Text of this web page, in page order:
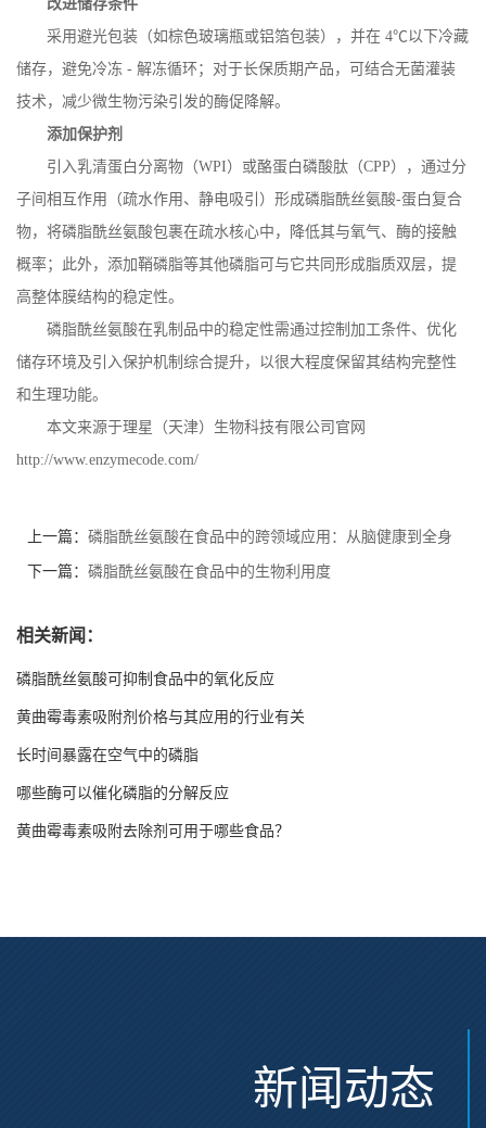
改进储存条件
采用避光包装（如棕色玻璃瓶或铝箔包装），并在 4℃以下冷藏
储存，避免冷冻 - 解冻循环；对于长保质期产品，可结合无菌灌装
技术，减少微生物污染引发的酶促降解。
添加保护剂
引入乳清蛋白分离物（WPI）或酪蛋白磷酸肽（CPP），通过分
子间相互作用（疏水作用、静电吸引）形成磷脂酰丝氨酸-蛋白复合
物，将磷脂酰丝氨酸包裹在疏水核心中，降低其与氧气、酶的接触
概率；此外，添加鞘磷脂等其他磷脂可与它共同形成脂质双层，提
高整体膜结构的稳定性。
磷脂酰丝氨酸在乳制品中的稳定性需通过控制加工条件、优化
储存环境及引入保护机制综合提升，以很大程度保留其结构完整性
和生理功能。
本文来源于理星（天津）生物科技有限公司官网
http://www.enzymecode.com/
上一篇： 磷脂酰丝氨酸在食品中的跨领域应用：从脑健康到全身
营养
下一篇： 磷脂酰丝氨酸在食品中的生物利用度
相关新闻：
磷脂酰丝氨酸可抑制食品中的氧化反应
黄曲霉毒素吸附剂价格与其应用的行业有关
长时间暴露在空气中的磷脂
哪些酶可以催化磷脂的分解反应
黄曲霉毒素吸附去除剂可用于哪些食品？
新闻动态